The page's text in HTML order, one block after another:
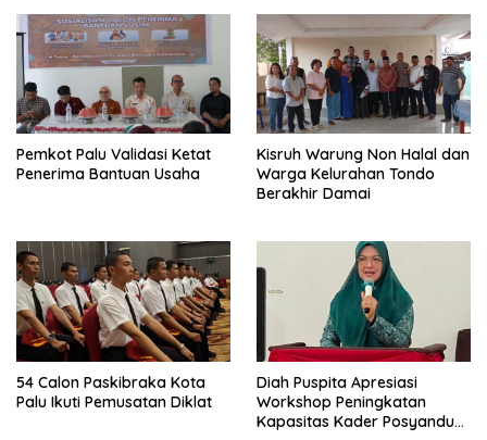
Pemkot Palu Validasi Ketat
Penerima Bantuan Usaha
Kisruh Warung Non Halal dan
Warga Kelurahan Tondo
Berakhir Damai
54 Calon Paskibraka Kota
Palu Ikuti Pemusatan Diklat
Diah Puspita Apresiasi
Workshop Peningkatan
Kapasitas Kader Posyandu